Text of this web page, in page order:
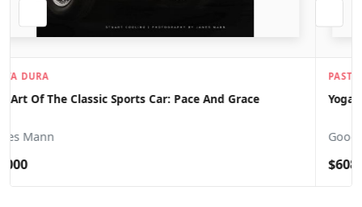
PASTA BLANDA
Yoga For The Joy Of It
Goodman Kraines
$608